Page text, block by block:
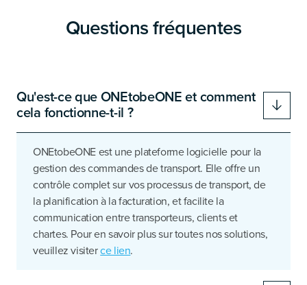
Questions fréquentes
Qu'est-ce que ONEtobeONE et comment
cela fonctionne-t-il ?
ONEtobeONE est une plateforme logicielle pour la
gestion des commandes de transport. Elle offre un
contrôle complet sur vos processus de transport, de
la planification à la facturation, et facilite la
communication entre transporteurs, clients et
chartes. Pour en savoir plus sur toutes nos solutions,
veuillez visiterce lien.